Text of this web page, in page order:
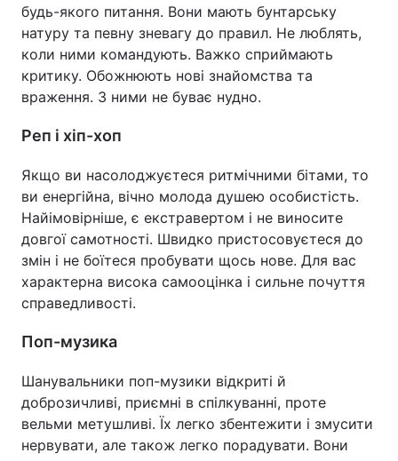
будь-якого питання. Вони мають бунтарську
натуру та певну зневагу до правил. Не люблять,
коли ними командують. Важко сприймають
критику. Обожнюють нові знайомства та
враження. З ними не буває нудно.
Реп і хіп-хоп
Якщо ви насолоджуєтеся ритмічними бітами, то
ви енергійна, вічно молода душею особистість.
Найімовірніше, є екстравертом і не виносите
довгої самотності. Швидко пристосовуєтеся до
змін і не боїтеся пробувати щось нове. Для вас
характерна висока самооцінка і сильне почуття
справедливості.
Поп-музика
Шанувальники поп-музики відкриті й
доброзичливі, приємні в спілкуванні, проте
вельми метушливі. Їх легко збентежити і змусити
нервувати, але також легко порадувати. Вони